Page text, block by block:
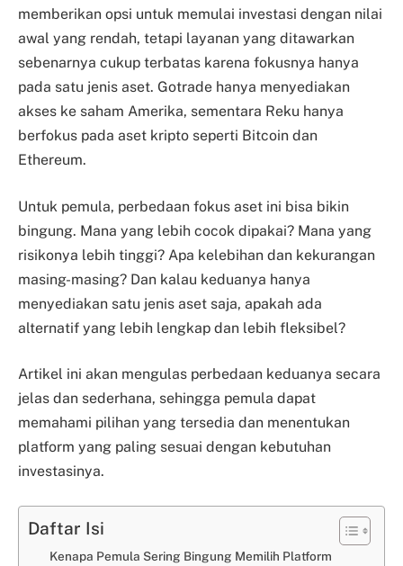
memberikan opsi untuk memulai investasi dengan nilai
awal yang rendah, tetapi layanan yang ditawarkan
sebenarnya cukup terbatas karena fokusnya hanya
pada satu jenis aset. Gotrade hanya menyediakan
akses ke saham Amerika, sementara Reku hanya
berfokus pada aset kripto seperti Bitcoin dan
Ethereum.
Untuk pemula, perbedaan fokus aset ini bisa bikin
bingung. Mana yang lebih cocok dipakai? Mana yang
risikonya lebih tinggi? Apa kelebihan dan kekurangan
masing-masing? Dan kalau keduanya hanya
menyediakan satu jenis aset saja, apakah ada
alternatif yang lebih lengkap dan lebih fleksibel?
Artikel ini akan mengulas perbedaan keduanya secara
jelas dan sederhana, sehingga pemula dapat
memahami pilihan yang tersedia dan menentukan
platform yang paling sesuai dengan kebutuhan
investasinya.
Daftar Isi
Kenapa Pemula Sering Bingung Memilih Platform